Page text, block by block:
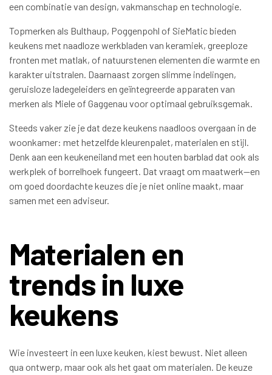
een combinatie van design, vakmanschap en technologie.
Topmerken als Bulthaup, Poggenpohl of SieMatic bieden
keukens met naadloze werkbladen van keramiek, greeploze
fronten met matlak, of natuurstenen elementen die warmte en
karakter uitstralen. Daarnaast zorgen slimme indelingen,
geruisloze ladegeleiders en geïntegreerde apparaten van
merken als Miele of Gaggenau voor optimaal gebruiksgemak.
Steeds vaker zie je dat deze keukens naadloos overgaan in de
woonkamer: met hetzelfde kleurenpalet, materialen en stijl.
Denk aan een keukeneiland met een houten barblad dat ook als
werkplek of borrelhoek fungeert. Dat vraagt om maatwerk—en
om goed doordachte keuzes die je niet online maakt, maar
samen met een adviseur.
Materialen en
trends in luxe
keukens
Wie investeert in een luxe keuken, kiest bewust. Niet alleen
qua ontwerp, maar ook als het gaat om materialen. De keuze